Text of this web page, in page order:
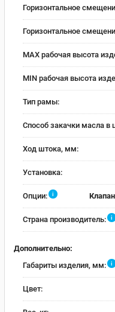
Горизонтальное
Горизонтальное
MAX рабочая высота
MIN рабочая высота
Тип рамы:
Способ закачки масла в
Ход штока, мм:
Установка:
Опции: i
Страна производитель: i
Дополнительно:
Габариты изделия, мм:
i
Цвет: